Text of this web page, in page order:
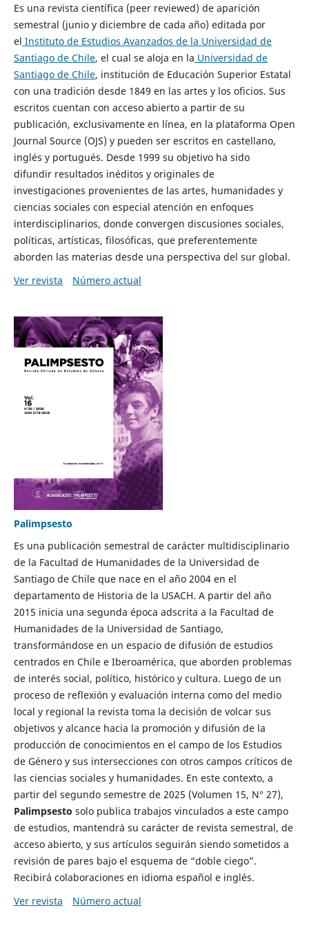
Es una revista científica (peer reviewed) de aparición
semestral (junio y diciembre de cada año) editada por
el Instituto de Estudios Avanzados de la Universidad de
Santiago de Chile, el cual se aloja en la Universidad de
Santiago de Chile, institución de Educación Superior Estatal
con una tradición desde 1849 en las artes y los oficios. Sus
escritos cuentan con acceso abierto a partir de su
publicación, exclusivamente en línea, en la plataforma Open
Journal Source (OJS) y pueden ser escritos en castellano,
inglés y portugués. Desde 1999 su objetivo ha sido
difundir resultados inéditos y originales de
investigaciones provenientes de las artes, humanidades y
ciencias sociales con especial atención en enfoques
interdisciplinarios, donde convergen discusiones sociales,
políticas, artísticas, filosóficas, que preferentemente
aborden las materias desde una perspectiva del sur global.
Ver revista
Número actual
Palimpsesto
Es una publicación semestral de carácter multidisciplinario
de la Facultad de Humanidades de la Universidad de
Santiago de Chile que nace en el año 2004 en el
departamento de Historia de la USACH. A partir del año
2015 inicia una segunda época adscrita a la Facultad de
Humanidades de la Universidad de Santiago,
transformándose en un espacio de difusión de estudios
centrados en Chile e Iberoamérica, que aborden problemas
de interés social, político, histórico y cultura. Luego de un
proceso de reflexión y evaluación interna como del medio
local y regional la revista toma la decisión de volcar sus
objetivos y alcance hacia la promoción y difusión de la
producción de conocimientos en el campo de los Estudios
de Género y sus intersecciones con otros campos críticos de
las ciencias sociales y humanidades. En este contexto, a
partir del segundo semestre de 2025 (Volumen 15, N° 27),
Palimpsesto solo publica trabajos vinculados a este campo
de estudios, mantendrá su carácter de revista semestral, de
acceso abierto, y sus artículos seguirán siendo sometidos a
revisión de pares bajo el esquema de “doble ciego”.
Recibirá colaboraciones en idioma español e inglés.
Ver revista
Número actual